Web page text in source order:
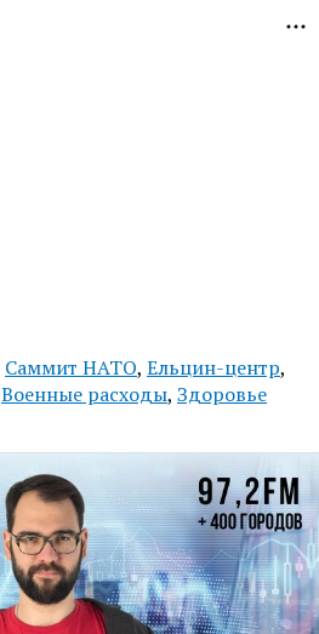
Саммит НАТО, Ельцин-центр,
Военные расходы, Здоровье